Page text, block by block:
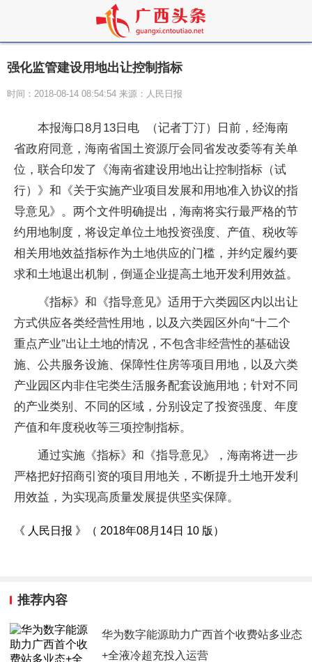
强化监管建设用地出让控制指标
时间：2018-08-14 08:54:54 来源：人民日报
本报海口8月13日电 （记者丁汀）日前，经海南
省政府同意，海南省国土资源厅会同省发改委等有关单
位，联合印发了《海南省建设用地出让控制指标（试
行）》和《关于实施产业项目发展和用地准入协议的指
导意见》。两个文件明确提出，海南将实行最严格的节
约用地制度，将设定单位土地投资强度、产值、税收等
相关用地效益指标作为土地供应的门槛，并约定履约要
求和土地退出机制，倒逼企业提高土地开发利用效益。
《指标》和《指导意见》适用于六类园区内以出让
方式供应各类经营性用地，以及六类园区外向“十二个
重点产业”出让土地的情况，不包含非经营性的基础设
施、公共服务设施、保障性住房等项目用地，以及六类
产业园区内非住宅类生活服务配套设施用地；针对不同
的产业类别、不同的区域，分别设定了投资强度、年度
产值和年度税收等三项控制指标。
通过实施《指标》和《指导意见》，海南将进一步
严格把好招商引资的项目用地关，不断提升土地开发利
用效益，为实现高质量发展提供坚实保障。
《 人民日报 》（ 2018年08月14日 10 版）
推荐内容
华为数字能源助力广西首个收费站多业态
+全液冷超充投入运营